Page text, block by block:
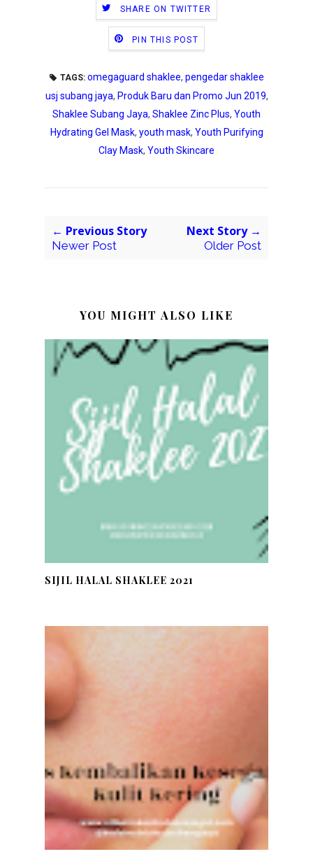
SHARE ON TWITTER
PIN THIS POST
TAGS: omegaguard shaklee, pengedar shaklee
usj subang jaya, Produk Baru dan Promo Jun 2019,
Shaklee Subang Jaya, Shaklee Zinc Plus, Youth
Hydrating Gel Mask, youth mask, Youth Purifying
Clay Mask, Youth Skincare
← Previous Story
Newer Post
Next Story →
Older Post
YOU MIGHT ALSO LIKE
SIJIL HALAL SHAKLEE 2021